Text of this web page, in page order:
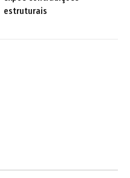
estruturais